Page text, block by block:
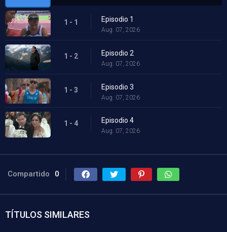
1 - 1 Episodio 1
Aug. 07, 2026
1 - 2 Episodio 2
Aug. 07, 2026
1 - 3 Episodio 3
Aug. 07, 2026
1 - 4 Episodio 4
Aug. 07, 2026
Compartido 0
TÍTULOS SIMILARES